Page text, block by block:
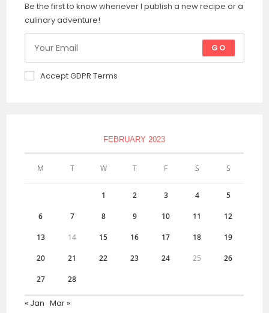
Be the first to know whenever I publish a new recipe or a
culinary adventure!
GO
Accept GDPR Terms
FEBRUARY 2023
M T W T F S S
1 2 3 4 5
6 7 8 9 10 11 12
13 14 15 16 17 18 19
20 21 22 23 24 25 26
27 28
« Jan Mar »